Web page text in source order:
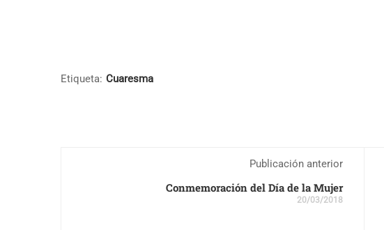
Etiqueta: Cuaresma
Publicación anterior
Conmemoración del Día de la Mujer
20/03/2018